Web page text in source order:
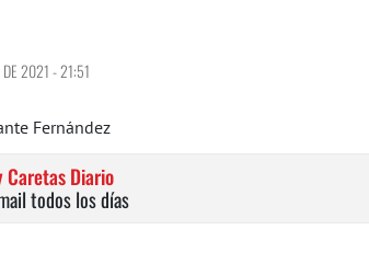
2021 - 21:51
Caretas Diario
todos los días